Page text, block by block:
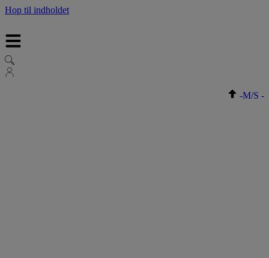
Hop til indholdet
-M/S -